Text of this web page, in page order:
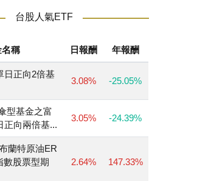
台股人氣ETF
稱 日報酬 年報酬
日正向2倍基
3.08% -25.05%
型基金之富
正向兩倍基...
3.05% -24.39%
蘭特原油ER
數股票型期
2.64% 147.33%